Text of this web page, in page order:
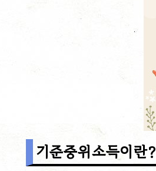
기준중위소득​이란?